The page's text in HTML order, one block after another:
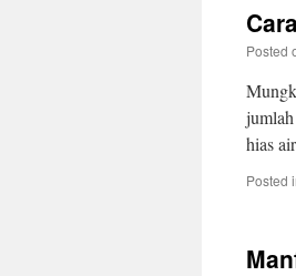
Posted
hias
Posted